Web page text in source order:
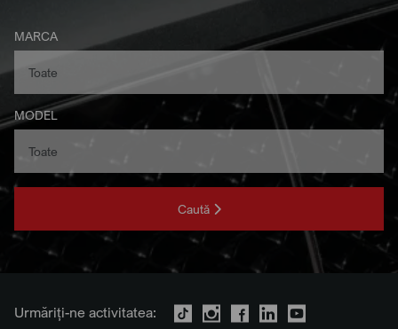
MARCA
MODEL
Caută
Urmăriți-ne activitatea: